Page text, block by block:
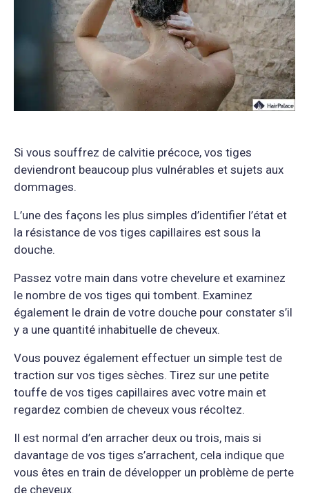
Si vous souffrez de calvitie précoce, vos tiges
deviendront beaucoup plus vulnérables et sujets aux
dommages.
L’une des façons les plus simples d’identifier l’état et
la résistance de vos tiges capillaires est sous la
douche.
Passez votre main dans votre chevelure et examinez
le nombre de vos tiges qui tombent. Examinez
également le drain de votre douche pour constater s’il
y a une quantité inhabituelle de cheveux.
Vous pouvez également effectuer un simple test de
traction sur vos tiges sèches. Tirez sur une petite
touffe de vos tiges capillaires avec votre main et
regardez combien de cheveux vous récoltez.
Il est normal d’en arracher deux ou trois, mais si
davantage de vos tiges s’arrachent, cela indique que
vous êtes en train de développer un problème de perte
de cheveux.